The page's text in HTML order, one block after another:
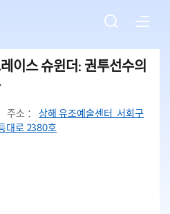
이스 슈윈더: 권투선수의
주소 ： 상해 유조예술센터 서회구
대로 2380호